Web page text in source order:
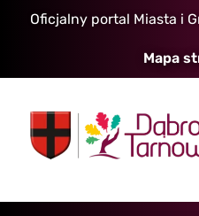
Oficjalny portal Miasta i
Mapa